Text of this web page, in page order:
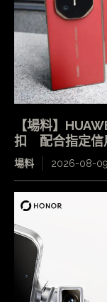
【場料】
扣 配合指定信
場料 2026-08-09